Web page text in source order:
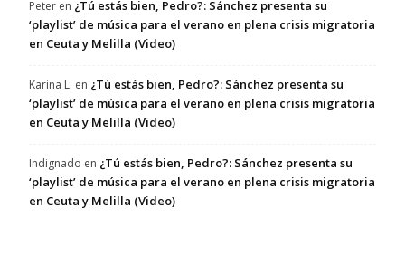
Peter en ¿Tú estás bien, Pedro?: Sánchez presenta su
‘playlist’ de música para el verano en plena crisis migratoria
en Ceuta y Melilla (Video)
Karina L. en ¿Tú estás bien, Pedro?: Sánchez presenta su
‘playlist’ de música para el verano en plena crisis migratoria
en Ceuta y Melilla (Video)
Indignado en ¿Tú estás bien, Pedro?: Sánchez presenta su
‘playlist’ de música para el verano en plena crisis migratoria
en Ceuta y Melilla (Video)